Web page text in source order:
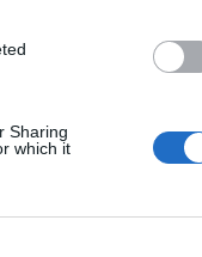
Sharing
which it
CONGIUNTO